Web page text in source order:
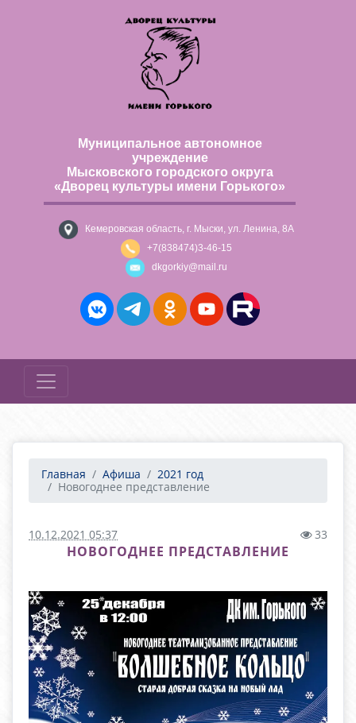
Муниципальное автономное
учреждение
Мысковского городского округа
«Дворец культуры имени Горького»
Кемеровская область, г. Мыски, ул. Ленина, 8А
+7(838474)3-46-15
dkgorkiy@mail.ru
Главная Афиша
2021 год
Новогоднее представление
10.12.2021 05:37 33
НОВОГОДНЕЕ ПРЕДСТАВЛЕНИЕ